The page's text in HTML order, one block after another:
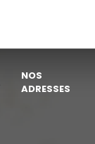
NOS
ADRESSES